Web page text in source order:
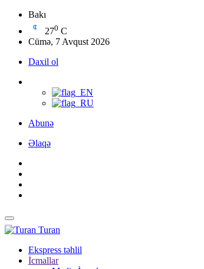
Bakı
270 C
Cümə, 7 Avqust 2026
Daxil ol
Abunə
Əlaqə
Turan
Ekspress təhlil
İcmallar